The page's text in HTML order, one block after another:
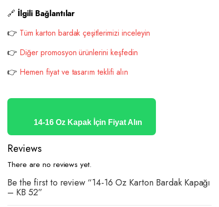
🔗 İlgili Bağlantılar
👉 Tüm karton bardak çeşitlerimizi inceleyin
👉 Diğer promosyon ürünlerini keşfedin
👉 Hemen fiyat ve tasarım teklifi alın
14-16 Oz Kapak İçin Fiyat Alın
Reviews
There are no reviews yet.
Be the first to review “14-16 Oz Karton Bardak Kapağı
– KB 52”